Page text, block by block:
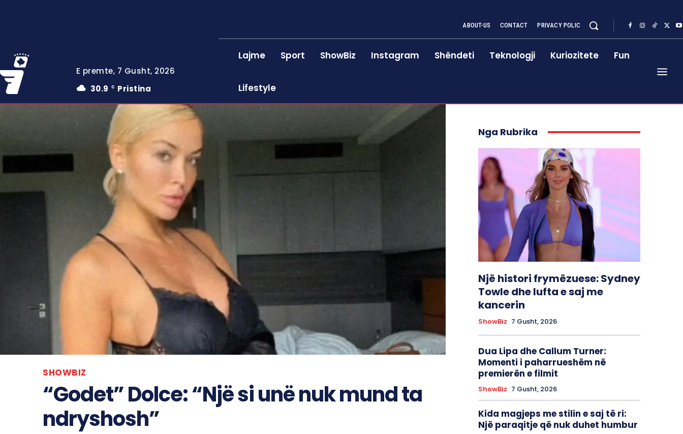
E premte, 7 Gusht, 2026
30.9
C Pristina
ABOUT-US CONTACT PRIVACY POLIC
Lajme Sport ShowBiz Instagram Shëndeti Teknologji Kuriozitete Fun
Lifestyle
SHOWBIZ
“Godet” Dolce: “Një si unë nuk mund ta
ndryshosh”
Nga Rubrika
Një histori frymëzuese: Sydney
Towle dhe lufta e saj me
kancerin
ShowBiz 7 Gusht, 2026
Dua Lipa dhe Callum Turner:
Momenti i paharrueshëm në
premierën e filmit
ShowBiz 7 Gusht, 2026
Kida magjeps me stilin e saj të ri:
Një paraqitje që nuk duhet humbur